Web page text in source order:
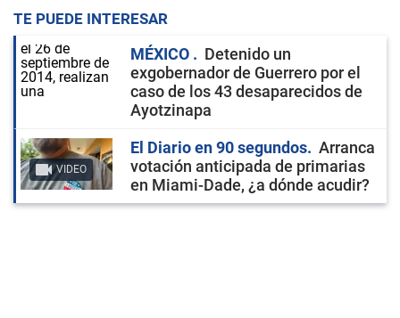
TE PUEDE INTERESAR
MÉXICO
Detenido un
exgobernador de Guerrero por el
caso de los 43 desaparecidos de
Ayotzinapa
VIDEO
El Diario en 90 segundos
Arranca
votación anticipada de primarias
en Miami-Dade, ¿a dónde acudir?